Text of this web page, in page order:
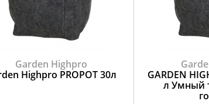
Garden Highpro
Highpro PROPOT 30л
GARDEN
л Умный